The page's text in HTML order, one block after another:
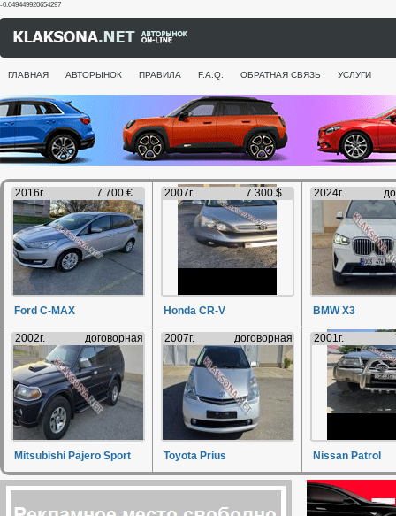
-0.049449920654297
ГЛАВНАЯ АВТОРЫНОК ПРАВИЛА F.A.Q. ОБРАТНАЯ СВЯЗЬ УСЛУГИ
2016г. 7 700 €
Ford C-MAX
2007г. 7 300 $
Honda CR-V
2024г.
BMW X3
2002г. договорная
Mitsubishi Pajero Sport
2007г. договорная
Toyota Prius
2001г.
Nissan Patrol